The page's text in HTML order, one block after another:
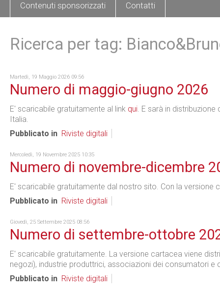
Contenuti sponsorizzati Contatti
Ricerca per tag:
Martedì, 19 Maggio 2026 09:56
Numero di maggio-giugno 2026
E' scaricabile gratuitamente al link qui. E sarà in
Italia.
Pubblicato in Riviste digitali
Mercoledì, 19 Novembre 2025 10:35
Numero di novembre-dicembre
E' scaricabile gratuitamente dal nostro sito. Con la
Pubblicato in Riviste digitali
Giovedì, 25 Settembre 2025 08:56
Numero di settembre-ottobre
E' scaricabile gratuitamente. La versione cartacea viene
negozi), industrie produttrici, associazioni dei consumatori e
Pubblicato in Riviste digitali